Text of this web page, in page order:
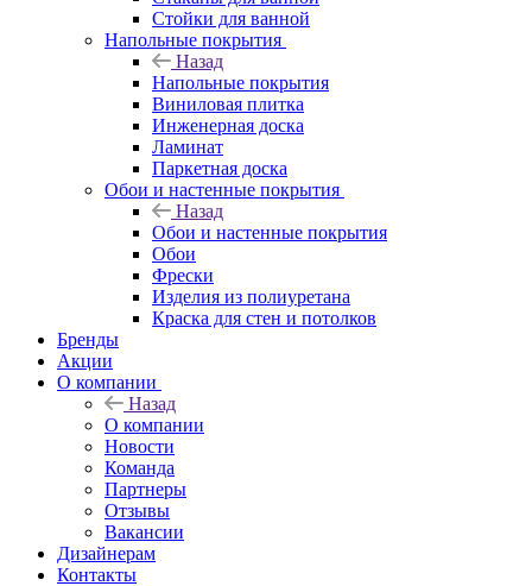
Стойки для ванной
Напольные покрытия
Назад
Напольные покрытия
Виниловая плитка
Инженерная доска
Ламинат
Паркетная доска
Обои и настенные покрытия
Назад
Обои и настенные покрытия
Обои
Фрески
Изделия из полиуретана
Краска для стен и потолков
Бренды
Акции
О компании
Назад
О компании
Новости
Команда
Партнеры
Отзывы
Вакансии
Дизайнерам
Контакты